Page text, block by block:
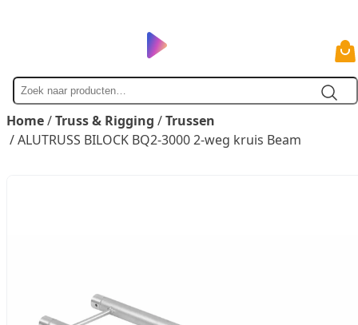
Zoek
naar
Home/Truss & Rigging /Trussen
/ ALUTRUSS BILOCK BQ2-3000 2-weg kruis Beam